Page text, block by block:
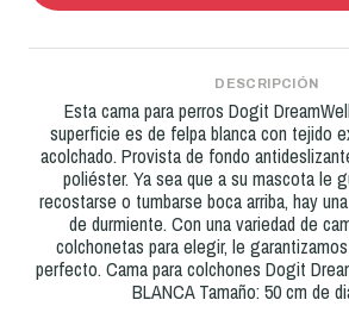
DESCRIPCIÓN
Esta cama para perros Dogit
superficie es de felpa blanca con tejido
acolchado. Provista de fondo
poliéster. Ya sea que a su mascota le
recostarse o tumbarse boca arriba, hay
de durmiente. Con una variedad de
colchonetas para elegir, le
perfecto. Cama para colchones Dogit
BLANCA Tamaño: 50 cm de